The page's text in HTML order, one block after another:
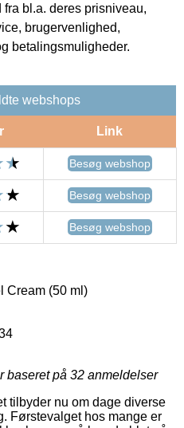
bl.a. deres prisniveau,
brugervenlighed,
betalingsmuligheder.
webshops
Link
Besøg webshop
Besøg webshop
Besøg webshop
Cream (50 ml)
baseret på 32 anmeldelser
tilbyder nu om dage diverse
Førstevalget hos mange er